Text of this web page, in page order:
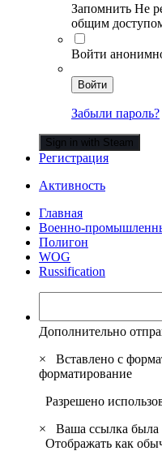
Запомнить Не
общим
Войти
Войти
Забыли пароль?
Sign in with Steam
Регистрация
Активность
Главная
Военно-
Полигон
WOG
Russification
Дополнительно
×
Вставлено с
форматирование
Разрешено
×
Ваша ссылка была
Отображать как